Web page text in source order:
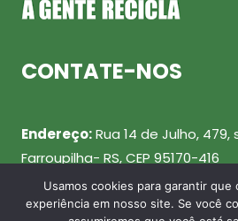
CONTATE-NOS
Endereço:Rua 14 de Julho, 479,
Farroupilha- RS, CEP 95170-416
Telefone: (54) 99943-0461
Usamos cookies para garantir
experiência em nosso site. Se você